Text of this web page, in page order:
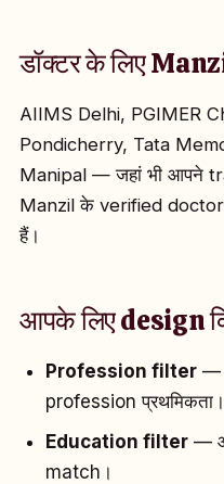
डॉक्टर के लिए
AIIMS Delhi, PGIMER
Pondicherry, Tata
Manipal — जहां भी आपने
Manzil के verified doctor
हैं।
आपके लिए design
Profession filter —
profession प्रथमिकता।
Education filter —
match।